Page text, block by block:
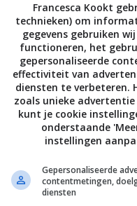
20 summer
Francesca Kookt
technieken) om
gegevens gebruiken
functioneren, het
gepersonaliseerde
effectiviteit van
diensten te verbeteren.
zoals unieke advertentie
kunt je cookie
onderstaande
instellingen
Gepersonaliseerde
contentmetingen,
diensten